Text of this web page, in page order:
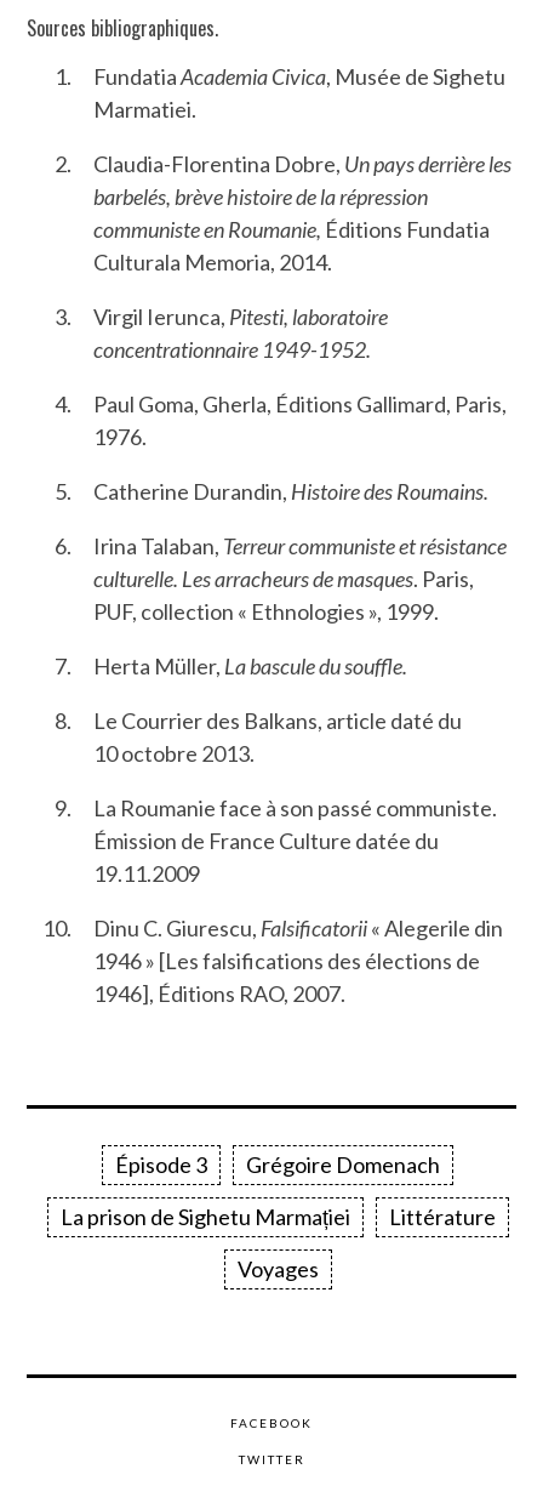
Sources bibliographiques.
FundatiaAcademia Civica, Musée de Sighetu
Marmatiei.
Claudia-Florentina Dobre, Un pays derrière les
barbelés, brève histoire de la répression
communiste en Roumanie, Éditions Fundatia
Culturala Memoria, 2014.
Virgil Ierunca, Pitesti, laboratoire
concentrationnaire 1949-1952.
Paul Goma, Gherla, Éditions Gallimard, Paris,
1976.
Catherine Durandin, Histoire des Roumains.
Irina Talaban, Terreur communiste et résistance
culturelle. Les arracheurs de masques. Paris,
PUF, collection « Ethnologies », 1999.
Herta Müller, La bascule du souffle.
Le Courrier des Balkans, article daté du
10 octobre 2013.
La Roumanie face à son passé communiste.
Émission de France Culture datée du
19.11.2009
Dinu C. Giurescu, Falsificatorii« Alegerile din
1946 » [Les falsifications des élections de
1946], Éditions RAO, 2007.
Épisode 3
Grégoire Domenach
La prison de Sighetu Marmației
Littérature
Voyages
FACEBOOK
TWITTER